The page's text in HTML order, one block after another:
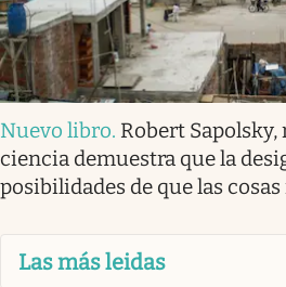
Nuevo libro. Robert
ciencia demuestra que la
posibilidades de que las cosas
Las más leidas